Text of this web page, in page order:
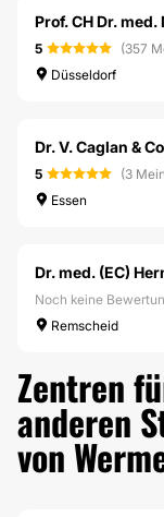
Prof. CH Dr.
5 (357
Düsseldorf
Dr. V. Caglan &
5 (3
Essen
Dr. med. (EC)
Noch keine
Remscheid
Zentren
anderen
von